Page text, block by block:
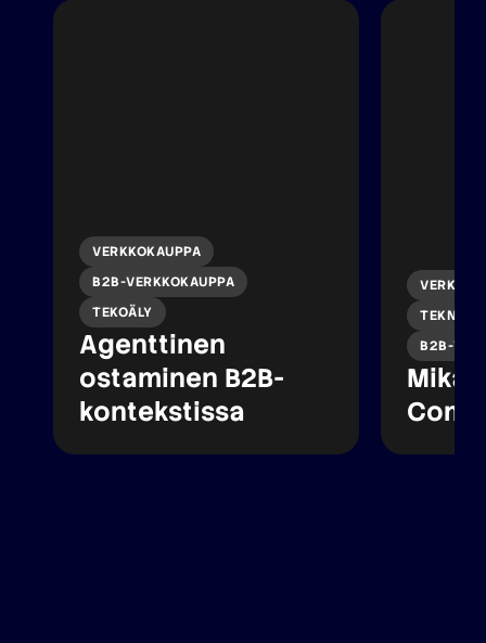
VERKKOKAUPPA
B2B-VERKKOKAUPPA
TEKOÄLY
Agenttinen
ostaminen B2B-
kontekstissa
B2B-
Mikä